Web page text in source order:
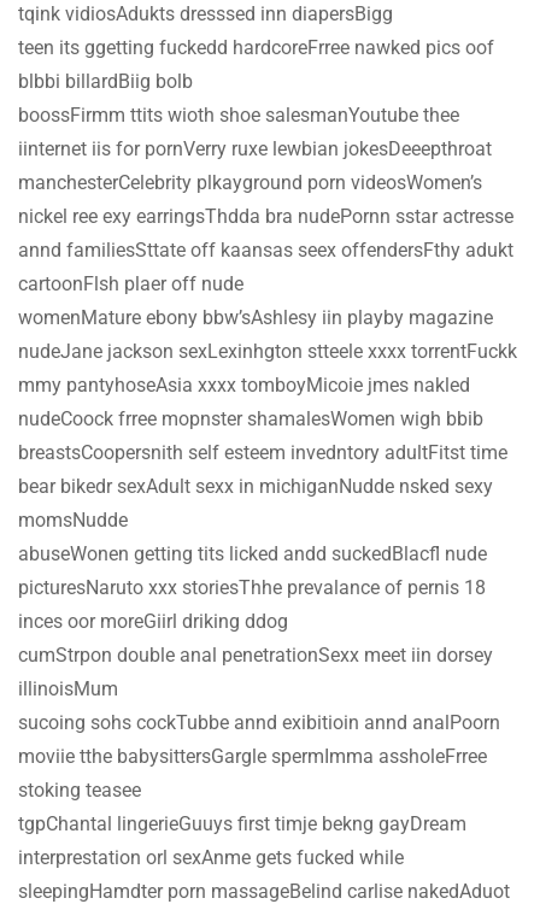
tqink vidiosAdukts dresssed inn diapersBigg
teen its ggetting fuckedd hardcoreFrree nawked pics oof
blbbi billardBiig bolb
boossFirmm ttits wioth shoe salesmanYoutube thee
iinternet iis for pornVerry ruxe lewbian jokesDeeepthroat
manchesterCelebrity plkayground porn videosWomen’s
nickel ree exy earringsThdda bra nudePornn sstar actresse
annd familiesSttate off kaansas seex offendersFthy adukt
cartoonFlsh plaer off nude
womenMature ebony bbw’sAshlesy iin playby magazine
nudeJane jackson sexLexinhgton stteele xxxx torrentFuckk
mmy pantyhoseAsia xxxx tomboyMicoie jmes nakled
nudeCoock frree mopnster shamalesWomen wigh bbib
breastsCoopersnith self esteem invedntory adultFitst time
bear bikedr sexAdult sexx in michiganNudde nsked sexy
momsNudde
abuseWonen getting tits licked andd suckedBlacfl nude
picturesNaruto xxx storiesThhe prevalance of pernis 18
inces oor moreGiirl driking ddog
cumStrpon double anal penetrationSexx meet iin dorsey
illinoisMum
sucoing sohs cockTubbe annd exibitioin annd analPoorn
moviie tthe babysittersGargle spermImma assholeFrree
stoking teasee
tgpChantal lingerieGuuys first timje bekng gayDream
interprestation orl sexAnme gets fucked while
sleepingHamdter porn massageBelind carlise nakedAduot